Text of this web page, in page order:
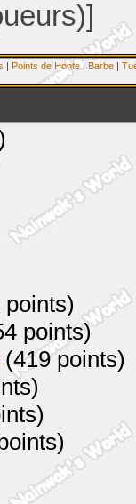
| Points de Honte| Barbe |
points)
points)
(419 points)